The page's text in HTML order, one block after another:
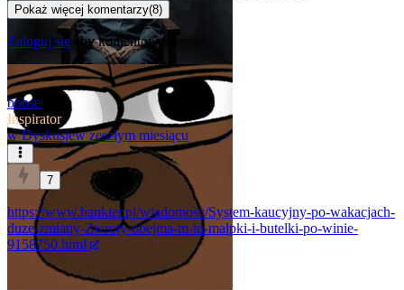
Pokaż więcej komentarzy(8)
Zaloguj się aby komentować
bobse
Inspirator
w Dyskusjew zeszłym miesiącu
7
https://www.bankier.pl/wiadomosc/System-kaucyjny-po-wakacjach-
duze-zmiany-Zwroty-obejma-m-in-malpki-i-butelki-po-winie-
9158750.html